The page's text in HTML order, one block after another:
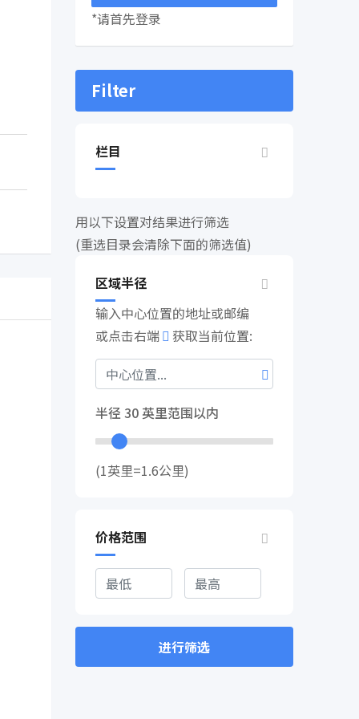
*请首先登录
Filter
栏目
用以下设置对结果进行筛选
(重选目录会清除下面的筛选值)
区域半径
输入中心位置的地址或邮编
或点击右端
获取当前位置:
半径 30英里范围以内
(1英里=1.6公里)
价格范围
进行筛选